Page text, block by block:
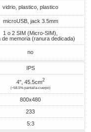
vidrio, plastico, plastico
microUSB, jack 3.5mm
1 o 2 SIM (Micro-SIM),
de memoria (ranura dedicada)
no
IPS
4", 45.5cm2
(~58.5% pantalla-cuerpo)
800x480
233
5:3